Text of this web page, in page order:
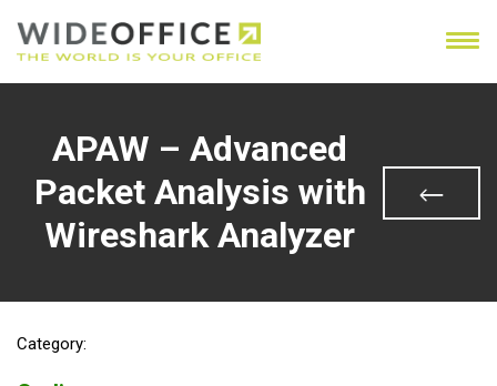
APAW – Advanced
Packet Analysis with
Wireshark Analyzer
Category: